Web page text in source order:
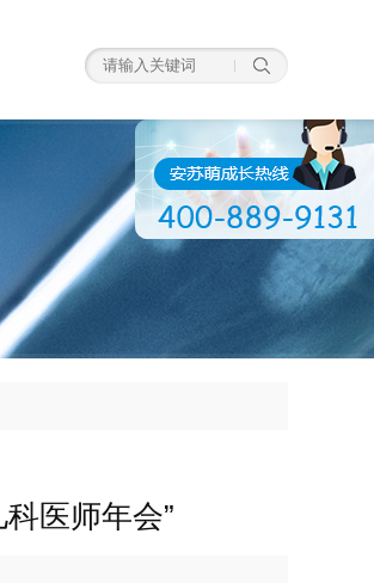
医师年会”